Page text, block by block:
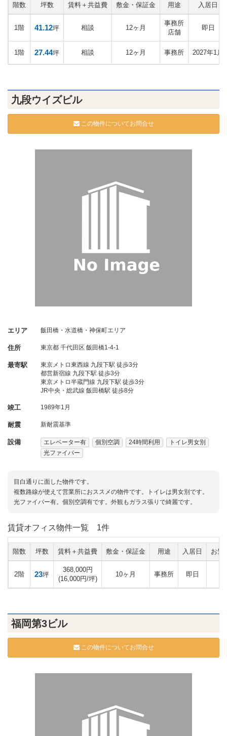
階数 坪数 賃料＋共益費 敷金・保証金 用途 入居日
1階 41.12坪 相談 12ヶ月
事務所
店舗
即日
1階 27.44坪 相談 12ヶ月 事務所 2027年1月
九段ウイズビル
この物件についてお問合せ
エリア 飯田橋・水道橋・神保町エリア
住所 東京都 千代田区 飯田橋1-4-1
最寄駅
東京メトロ東西線 九段下駅 徒歩3分
都営新宿線 九段下駅 徒歩3分
東京メトロ半蔵門線 九段下駅 徒歩3分
JR中央・総武線 飯田橋駅 徒歩8分
竣工 1989年1月
耐震 新耐震基準
設備 エレベーター有 個別空調 24時間利用
トイレ男女別
光ファイバー
目白通りに面した物件です。
複数路線が使えて営業所におススメの物件です。トイレは男女別です。
光ファイバー有。個別空調有です。外観もガラス張りで綺麗です。
賃貸オフィス物件一覧 1件
階数 坪数 賃料＋共益費 敷金・保証金 用途 入居日 お気
2階 23坪
368,000円
(16,000円/坪)
10ヶ月 事務所 即日
福岡第3ビル
この物件についてお問合せ